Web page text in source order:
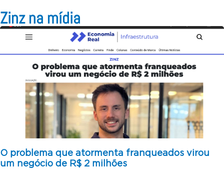
Zinz na mídia
O problema que atormenta franqueados virou
um negócio de R$ 2 milhões